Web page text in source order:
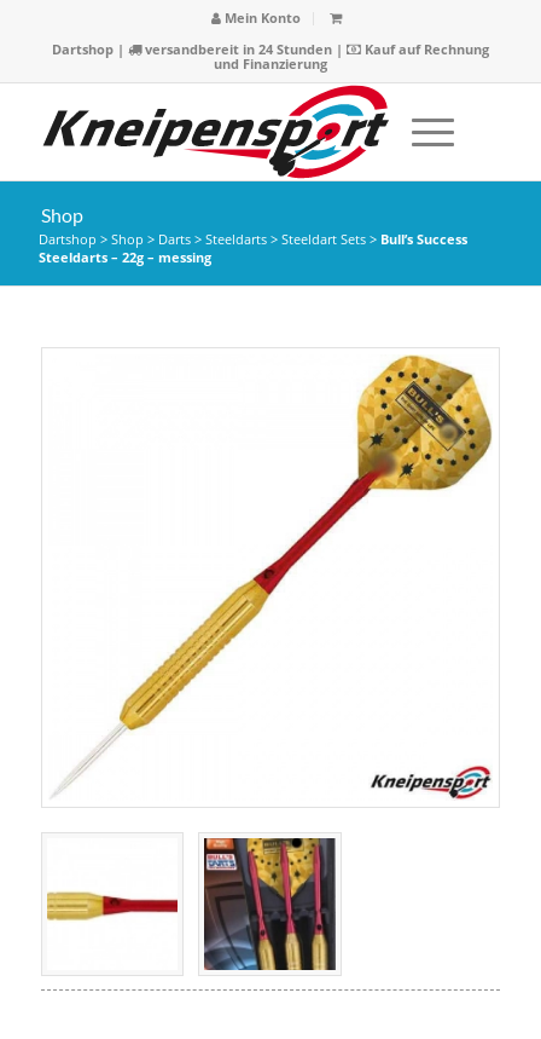
Mein Konto
Dartshop| versandbereit in 24 Stunden |
Kauf auf Rechnung
und Finanzierung
Shop
Dartshop > Shop > Darts> Steeldarts> Steeldart Sets> Bull’s Success
Steeldarts – 22g – messing